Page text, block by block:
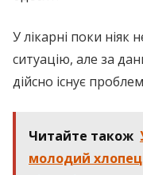
У лікарні поки
ситуацію, але за
дійсно існує
Читайте також
молодий